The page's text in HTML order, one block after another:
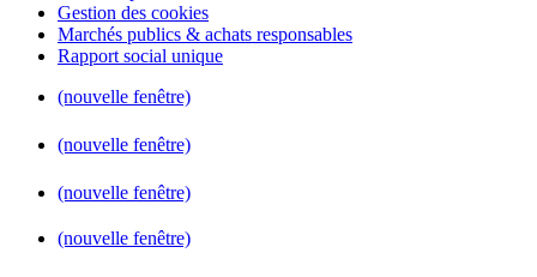
Gestion des cookies
Marchés publics & achats responsables
Rapport social unique
(nouvelle fenêtre)
(nouvelle fenêtre)
(nouvelle fenêtre)
(nouvelle fenêtre)